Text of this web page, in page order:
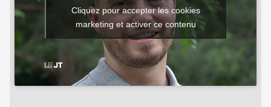
Cliquez pour accepter les cookies
marketing et activer ce contenu